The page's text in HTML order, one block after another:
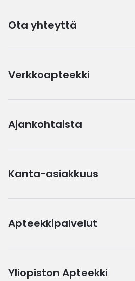
Ota yhteyttä
Verkkoapteekki
Ajankohtaista
Kanta-asiakkuus
Apteekkipalvelut
Yliopiston Apteekki